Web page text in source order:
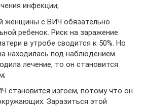
инфекции;
женщины с ВИЧ обязательно
ребенок. Риск на заражение
в утробе сводится к 50%. Но
находилась под наблюдением
лечение, то он становится
становится изгоем, потому что он
Заразиться этой